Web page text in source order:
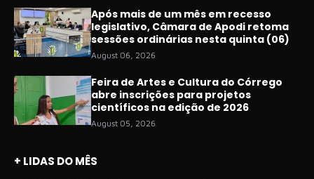
Após mais de um mês em recesso
legislativo, Câmara de Apodi retoma
sessões ordinárias nesta quinta (06)
August 06, 2026
Feira de Artes e Cultura do Córrego
abre inscrições para projetos
científicos na edição de 2026
August 05, 2026
+ LIDAS DO MÊS